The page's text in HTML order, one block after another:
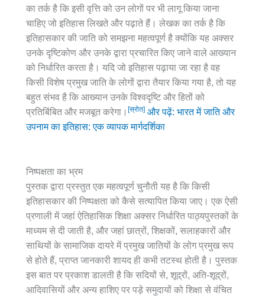
का तर्क है कि इसी वृत्ति को उन लोगों पर भी लागू किया जाना
चाहिए जो इतिहास लिखते और पढ़ाते हैं। लेखक का तर्क है कि
इतिहासकार की जाति को समझना महत्वपूर्ण है क्योंकि यह अक्सर
उनके दृष्टिकोण और उनके द्वारा प्रचारित किए जाने वाले आख्यान
को निर्धारित करता है। यदि जो इतिहास पढ़ाया जा रहा है वह
किसी विशेष प्रमुख जाति के लोगों द्वारा तैयार किया गया है, तो यह
बहुत संभव है कि आख्यान उनके विश्वदृष्टि और हितों को
प्रतिबिंबित और मजबूत करेगा। [स्रोत] और पढ़ें: भारत में जाति और
उपनाम का इतिहास: एक व्यापक मार्गदर्शिका
निष्पक्षता का भ्रम
पुस्तक द्वारा प्रस्तुत एक महत्वपूर्ण चुनौती यह है कि किसी
इतिहासकार की निष्पक्षता को कैसे सत्यापित किया जाए। एक ऐसी
प्रणाली में जहां ऐतिहासिक शिक्षा अक्सर निर्धारित पाठ्यपुस्तकों के
माध्यम से दी जाती है, और जहां छात्रों, शिक्षकों, सलाहकारों और
साथियों के सामाजिक दायरे में प्रमुख जातियों के लोग प्रमुख रूप
से होते हैं, प्राप्त जानकारी शायद ही कभी तटस्थ होती है। पुस्तक
इस बात पर प्रकाश डालती है कि सदियों से, शूद्रों, अति-शूद्रों,
आदिवासियों और अन्य हाशिए पर पड़े समुदायों को शिक्षा से वंचित